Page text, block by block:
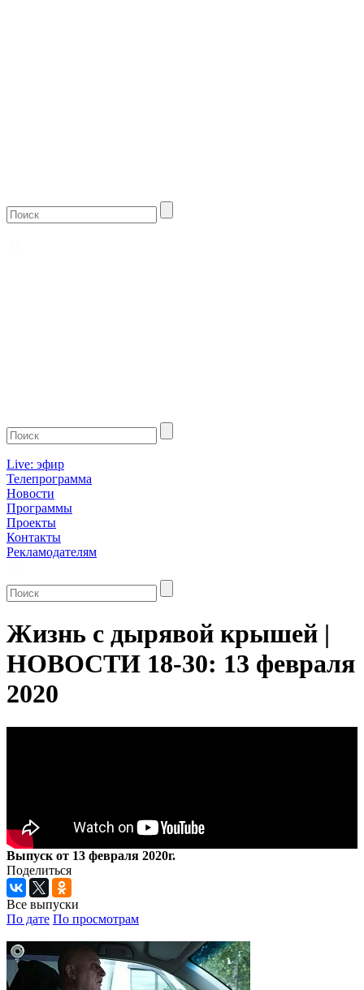
Live: эфир
Телепрограмма
Новости
Программы
Проекты
Контакты
Рекламодателям
Жизнь с дырявой крышей |
НОВОСТИ 18-30: 13 февраля
2020
Выпуск от 13 февраля 2020г.
Поделиться
Все выпуски
По дате По просмотрам